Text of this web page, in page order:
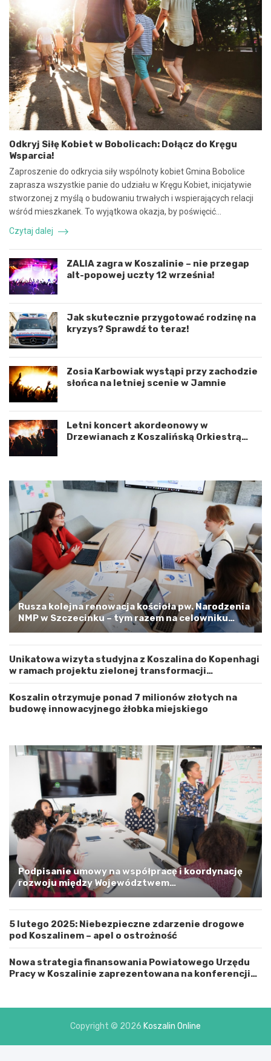
e
u
m
o
y
n
a
w
s
p
ó
ł
p
r
c
ę
i
k
o
o
r
d
y
n
a
c
j
ę
r
z
w
j
u
m
i
ę
z
y
W
o
e
d
z
w
c
h
o
d
n
p
k
i
m
G
n
i
a
s
t
e
o
2
5
:
N
e
b
e
z
p
i
e
c
z
n
z
d
a
r
z
e
n
i
e
d
r
o
g
o
w
p
o
K
o
s
z
a
i
n
e
m
a
l
o
s
n
o
ś
ć
Odkryj Siłę Kobiet w Bobolicach: Dołącz do Kręgu
Wsparcia!
Zaproszenie do odkrycia siły wspólnoty kobiet Gmina Bobolice
zaprasza wszystkie panie do udziału w Kręgu Kobiet, inicjatywie
stworzonej z myślą o budowaniu trwałych i wspierających relacji
wśród mieszkanek. To wyjątkowa okazja, by poświęcić…
Czytaj dalej
ZALIA zagra w Koszalinie – nie przegap
alt-popowej uczty 12 września!
Jak skutecznie przygotować rodzinę na
kryzys? Sprawdź to teraz!
Zosia Karbowiak wystąpi przy zachodzie
słońca na letniej scenie w Jamnie
Letni koncert akordeonowy w
Drzewianach z Koszalińską Orkiestrą
Rusza kolejna renowacja kościoła pw. Narodzenia
NMP w Szczecinku – tym razem na celowniku
zachodnia elewacja i główne wejście
Unikatowa wizyta studyjna z Koszalina do Kopenhagi
w ramach projektu zielonej transformacji
energetycznej
Koszalin otrzymuje ponad 7 milionów złotych na
budowę innowacyjnego żłobka miejskiego
Podpisanie umowy na współpracę i koordynację
rozwoju między Województwem
Zachodniopomorskim a Gminą Miastem Koszalin
5 lutego 2025: Niebezpieczne zdarzenie drogowe
pod Koszalinem – apel o ostrożność
Nowa strategia finansowania Powiatowego Urzędu
Pracy w Koszalinie zaprezentowana na konferencji
Copyright © 2026 Koszalin Online